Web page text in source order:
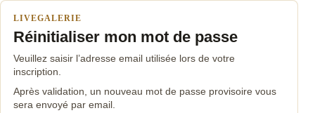
LIVEGALERIE
Réinitialiser mon mot de passe
Veuillez saisir l’adresse email utilisée lors de votre
inscription.
Après validation, un nouveau mot de passe provisoire vous
sera envoyé par email.